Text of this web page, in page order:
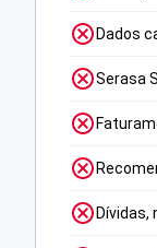
Dados
Serasa